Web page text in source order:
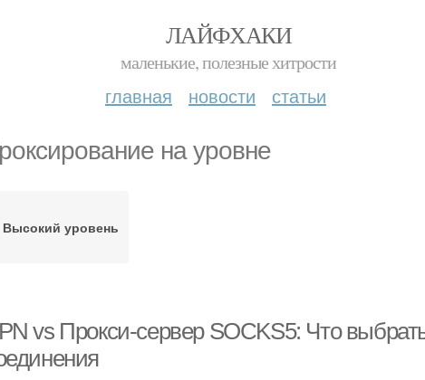
ЛАЙФХАКИ
маленькие, полезные хитрости
главная новости статьи
на уровне
Высокий уровень
vs Прокси-сервер SOCKS5: Что